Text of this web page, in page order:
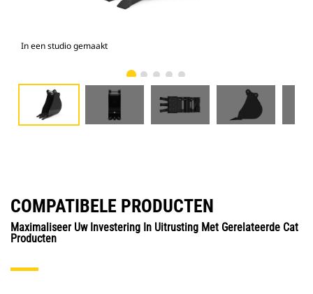
In een studio gemaakt
COMPATIBELE PRODUCTEN
Maximaliseer Uw Investering In Uitrusting Met Gerelateerde Cat
Producten